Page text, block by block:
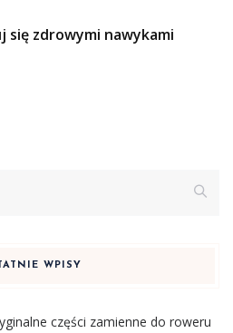
się zdrowymi nawykami
WPISY
części zamienne do roweru